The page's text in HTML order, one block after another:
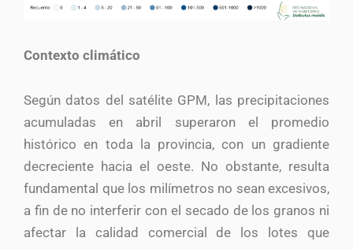
Contexto climático
Según datos del satélite GPM, las precipitaciones
acumuladas en abril superaron el promedio
histórico en toda la provincia, con un gradiente
decreciente hacia el oeste. No obstante, resulta
fundamental que los milímetros no sean excesivos,
a fin de no interferir con el secado de los granos ni
afectar la calidad comercial de los lotes que